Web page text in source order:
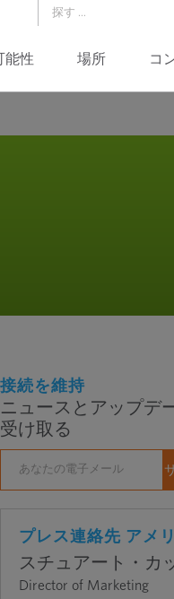
能性 場所 コ
接続を維持
ニュースとアップデ
受け取る
プレス連絡先 アメ
スチュアート・カ
Director of Marketing